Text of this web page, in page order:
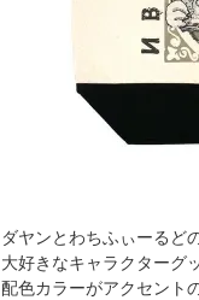
ダヤンとわちふぃーるど
大好きなキャラクターグ
配色カラーがアクセント